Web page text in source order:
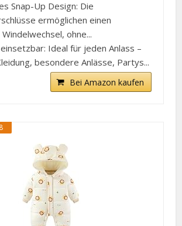
Snap-Up Design: Die
ermöglichen einen
ohne...
Ideal für jeden Anlass –
besondere Anlässe, Partys...
Bei Amazon kaufen